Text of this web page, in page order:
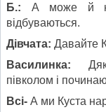
Б.: А може й
відбуваються.
Дівчата: Давайте
Василинка:
півколом і
Всі- А ми Куста